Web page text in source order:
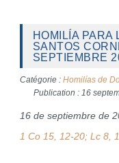
HOMILÍA PARA
SANTOS
SEPTIEMBRE
Catégorie : Homilías de
Publication : 16
16 de septiembre de
1 Co 15, 12-20; Lc 8,